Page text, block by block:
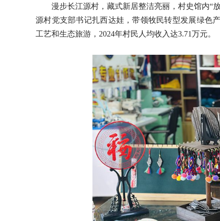
漫步长江源村，藏式新居整洁亮丽，村史馆内“
源村党支部书记扎西达娃，带领牧民转型发展绿色
工艺和生态旅游，2024年村民人均收入达3.71万元。